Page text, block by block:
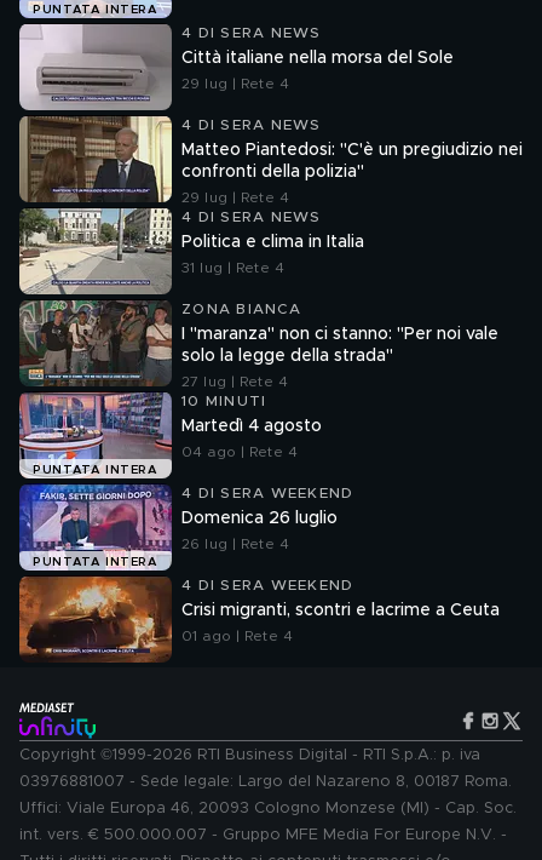
PUNTATA INTERA
4 DI SERA NEWS
Città italiane nella morsa del Sole
29 lug | Rete 4
4 DI SERA NEWS
Matteo Piantedosi: "C'è un pregiudizio nei
confronti della polizia"
29 lug | Rete 4
4 DI SERA NEWS
Politica e clima in Italia
31 lug | Rete 4
ZONA BIANCA
I "maranza" non ci stanno: "Per noi vale
solo la legge della strada"
27 lug | Rete 4
PUNTATA INTERA
10 MINUTI
Martedì 4 agosto
04 ago | Rete 4
PUNTATA INTERA
4 DI SERA WEEKEND
Domenica 26 luglio
26 lug | Rete 4
4 DI SERA WEEKEND
Crisi migranti, scontri e lacrime a Ceuta
01 ago | Rete 4
Copyright ©1999-2026 RTI Business Digital - RTI S.p.A.: p. iva
03976881007 - Sede legale: Largo del Nazareno 8, 00187 Roma.
Uffici: Viale Europa 46, 20093 Cologno Monzese (MI) - Cap. Soc.
int. vers. € 500.000.007 - Gruppo MFE Media For Europe N.V. -